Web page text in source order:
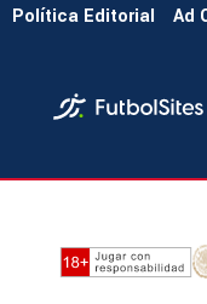
Política Editorial
Ad